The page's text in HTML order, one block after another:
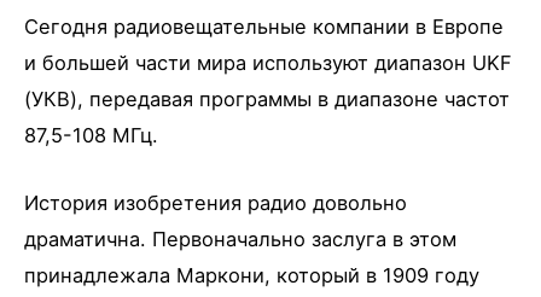
Сегодня радиовещательные компании в Европе
и большей части мира используют диапазон UKF
(УКВ), передавая программы в диапазоне частот
87,5-108 МГц.
История изобретения радио довольно
драматична. Первоначально заслуга в этом
принадлежала Маркони, который в 1909 году